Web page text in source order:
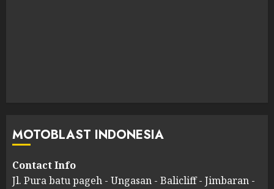
MOTOBLAST INDONESIA
Contact Info
Jl. Pura batu pageh - Ungasan - Balicliff - Jimbaran -